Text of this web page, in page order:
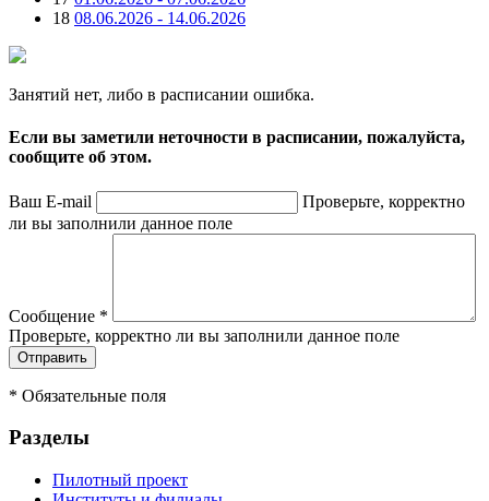
18 08.06.2026 - 14.06.2026
Занятий нет, либо в расписании ошибка.
Если вы заметили неточности в расписании, пожалуйста,
сообщите об этом.
Ваш E-mail
Проверьте, корректно
ли вы заполнили данное поле
Сообщение *
Проверьте, корректно ли вы заполнили данное поле
* Обязательные поля
Разделы
Пилотный проект